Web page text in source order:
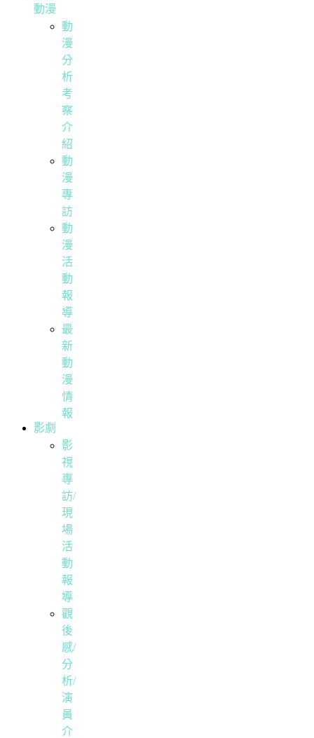
動漫
動
漫
分
析
考
察
介
紹
動
漫
專
訪
動
漫
活
動
報
導
最
新
動
漫
情
報
影劇
影
視
專
訪/
現
場
活
動
報
導
觀
後
感/
分
析/
演
員
介